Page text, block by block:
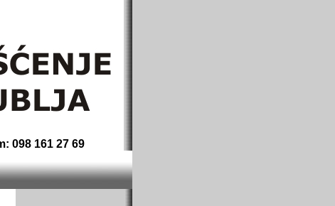
098 161 27 69